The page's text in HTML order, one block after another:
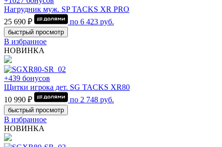
Нагрудник муж. SP TACKS XR PRO
25 690 ₽
по 6 423 руб.
быстрый просмотр
В избранное
НОВИНКА
+439 бонусов
Щитки игрока дет. SG TACKS XR80
10 990 ₽
по 2 748 руб.
быстрый просмотр
В избранное
НОВИНКА